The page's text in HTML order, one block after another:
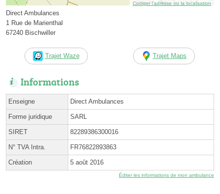
Corriger l’adresse ou la localisation
Direct Ambulances
1 Rue de Marienthal
67240 Bischwiller
Trajet Waze Trajet Maps
Informations
Enseigne Direct Ambulances
Forme juridique SARL
SIRET 82289386300016
N° TVA Intra. FR76822893863
Création 5 août 2016
Éditer les informations de mon ambulance